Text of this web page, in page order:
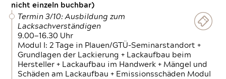
nicht einzeln buchbar)
Termin 3/10: Ausbildung zum
Lacksachverständigen
9.00—16.30 Uhr
Modul I: 2 Tage in Plauen/GTÜ-Seminarstandort +
Grundlagen der Lackierung + Lackaufbau beim
Hersteller + Lackaufbau im Handwerk + Mängel und
Schäden am Lackaufbau + Emissionsschäden Modul